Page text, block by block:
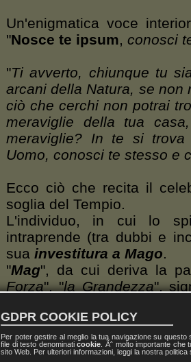
Un'enigmatica voce
"Nosce te ipsum, conosci
"Ti avverto, chiunque tu
arcani della Natura, se non
ciò che cerchi non potrai
meraviglie della tua
meraviglie? In te si
Uomo, conosci te stesso e
Ecco ciò che recita il
soglia del Tempio.
L'individuo, in cui lo
intraprende (tra dubbi e
sua investitura a Mago.
"Mag", da cui deriva la
Forza", "la Grandezza",
E' un'opera teurgica di
"chiamare fuori") del
Maestro su cui l'essere
GDPR COOKIE POLICY
Per poter gestire al meglio la tua navigazione su
file di testo denominaticookie . Ãˆ molto importante
sito Web. Per ulteriori informazioni, leggi la nostra